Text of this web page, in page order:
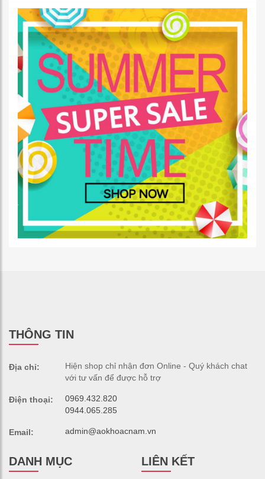
THÔNG TIN
Địa chỉ:
Hiện shop chỉ nhận đơn Online - Quý khách chat
với tư vấn để được hỗ trợ
Điện thoại:
0969.432.820
0944.065.285
Email: admin@aokhoacnam.vn
DANH MỤC LIÊN KẾT